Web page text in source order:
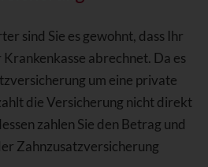
sind Sie es gewohnt, dass Ihr
abrechnet. Da es
um eine private
die Versicherung nicht direkt
zahlen Sie den Betrag und
Zahnzusatzversicherung